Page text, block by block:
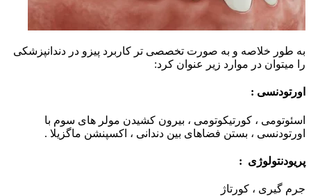
به طور خلاصه و به صورت تخصصی تر کاربرد پیزو در دندانپزشکی
را میتوان در موارد زیر عنوان کرد:
اورتودنسی :
اسئوتومی ، کورتیکوتومی ، بیرون کشیدن مولر های سوم با
اورتودنسی ، بستن فضاهای بین دندانی ، اکسپنشن ماگزیلا .
پریودنتولوژی :
جرم گیری ، کورتاژ